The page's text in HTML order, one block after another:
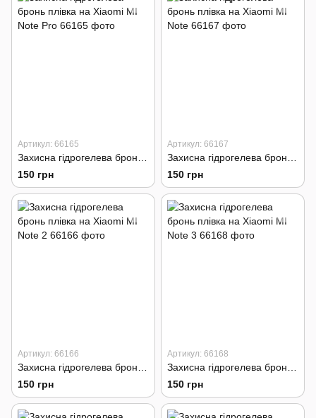
Артикул: 66165
150 грн
Артикул: 66167
150 грн
Артикул: 66166
150 грн
Артикул: 66168
150 грн